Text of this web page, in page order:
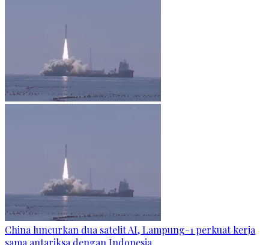
China luncurkan dua satelit AI, Lampung-1 perkuat kerja
sama antariksa dengan Indonesia